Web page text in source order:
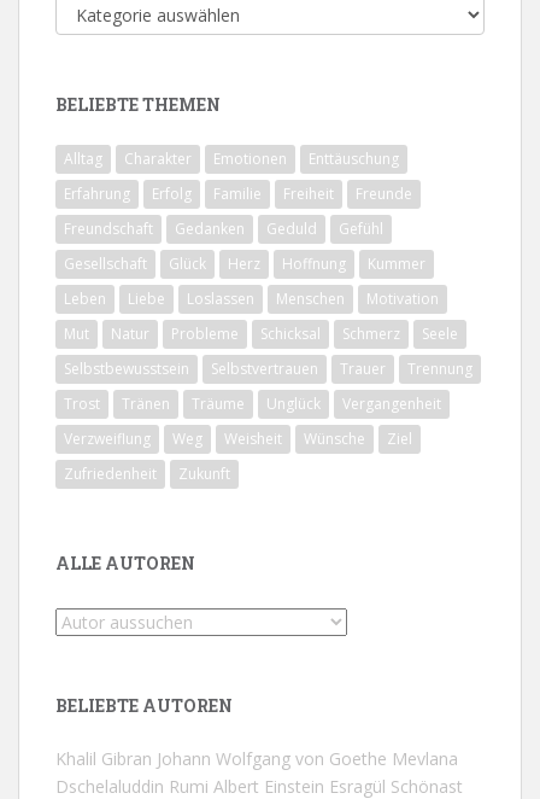
Alle
Themen
BELIEBTE THEMEN
Alltag Charakter Emotionen
Enttäuschung
Erfahrung
Erfolg Familie Freiheit
Freunde
Freundschaft
Gedanken Geduld
Gefühl
Gesellschaft
Glück Herz Hoffnung
Kummer
Leben
Liebe Loslassen Menschen
Motivation
Mut
Natur Probleme Schicksal Schmerz
Seele
Selbstbewusstsein
Selbstvertrauen Trauer
Trennung
Trost
Tränen Träume Unglück
Vergangenheit
Verzweiflung
Weg Weisheit Wünsche
Ziel
Zufriedenheit
Zukunft
ALLE AUTOREN
BELIEBTE AUTOREN
Khalil Gibran Johann Wolfgang von Goethe Mevlana
Dschelaluddin Rumi Albert Einstein Esragül Schönast